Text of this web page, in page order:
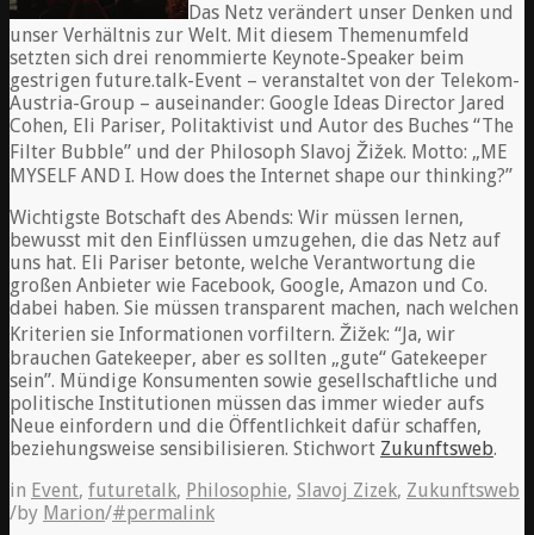
Das Netz verändert unser Denken und
unser Verhältnis zur Welt. Mit diesem Themenumfeld
setzten sich drei renommierte Keynote-Speaker beim
gestrigen future.talk-Event – veranstaltet von der Telekom-
Austria-Group – auseinander: Google Ideas Director Jared
Cohen, Eli Pariser, Politaktivist und Autor des Buches “The
Filter Bubble” und der Philosoph Slavoj Žižek. Motto: „ME
MYSELF AND I. How does the Internet shape our thinking?”
Wichtigste Botschaft des Abends: Wir müssen lernen,
bewusst mit den Einflüssen umzugehen, die das Netz auf
uns hat. Eli Pariser betonte, welche Verantwortung die
großen Anbieter wie Facebook, Google, Amazon und Co.
dabei haben. Sie müssen transparent machen, nach welchen
Kriterien sie Informationen vorfiltern. Žižek: “Ja, wir
brauchen Gatekeeper, aber es sollten „gute“ Gatekeeper
sein”. Mündige Konsumenten sowie gesellschaftliche und
politische Institutionen müssen das immer wieder aufs
Neue einfordern und die Öffentlichkeit dafür schaffen,
beziehungsweise sensibilisieren. Stichwort Zukunftsweb.
in Event, futuretalk, Philosophie, Slavoj Zizek, Zukunftsweb
/by Marion/#permalink